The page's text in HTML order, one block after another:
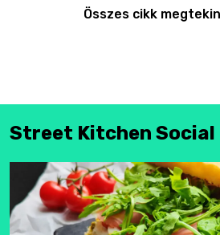
Összes cikk
Street Kitchen